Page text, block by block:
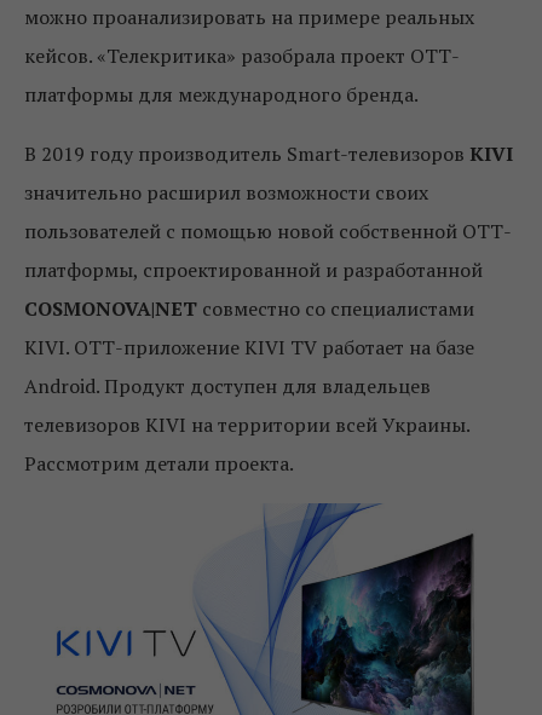
можно проанализировать на примере реальных
кейсов. «Телекритика» разобрала проект ОТТ-
платформы для международного бренда.
В 2019 году производитель Smart-телевизоров KIVI
значительно расширил возможности своих
пользователей с помощью новой собственной ОТТ-
платформы, спроектированной и разработанной
COSMONOVA|NET совместно со специалистами
KIVI. ОТТ-приложение KIVI TV работает на базе
Android. Продукт доступен для владельцев
телевизоров KIVI на территории всей Украины.
Рассмотрим детали проекта.